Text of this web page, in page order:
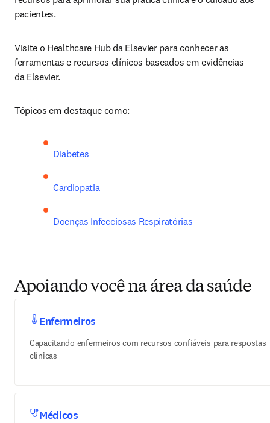
pacientes.
Visite o Healthcare Hub da Elsevier para conhecer as
ferramentas e recursos clínicos baseados em evidências
da Elsevier.
Tópicos em destaque como:
Diabetes
Cardiopatia
Doenças Infecciosas Respiratórias
Apoiando você na área da saúde
Enfermeiros
Capacitando enfermeiros com recursos confiáveis para respostas
clínicas
Médicos